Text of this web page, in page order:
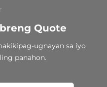
Quote
ugnayan sa iyo
panahon.